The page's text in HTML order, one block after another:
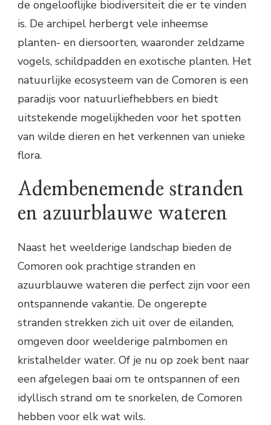
de ongelooflijke biodiversiteit die er te vinden
is. De archipel herbergt vele inheemse
planten- en diersoorten, waaronder zeldzame
vogels, schildpadden en exotische planten. Het
natuurlijke ecosysteem van de Comoren is een
paradijs voor natuurliefhebbers en biedt
uitstekende mogelijkheden voor het spotten
van wilde dieren en het verkennen van unieke
flora.
Adembenemende stranden
en azuurblauwe wateren
Naast het weelderige landschap bieden de
Comoren ook prachtige stranden en
azuurblauwe wateren die perfect zijn voor een
ontspannende vakantie. De ongerepte
stranden strekken zich uit over de eilanden,
omgeven door weelderige palmbomen en
kristalhelder water. Of je nu op zoek bent naar
een afgelegen baai om te ontspannen of een
idyllisch strand om te snorkelen, de Comoren
hebben voor elk wat wils.